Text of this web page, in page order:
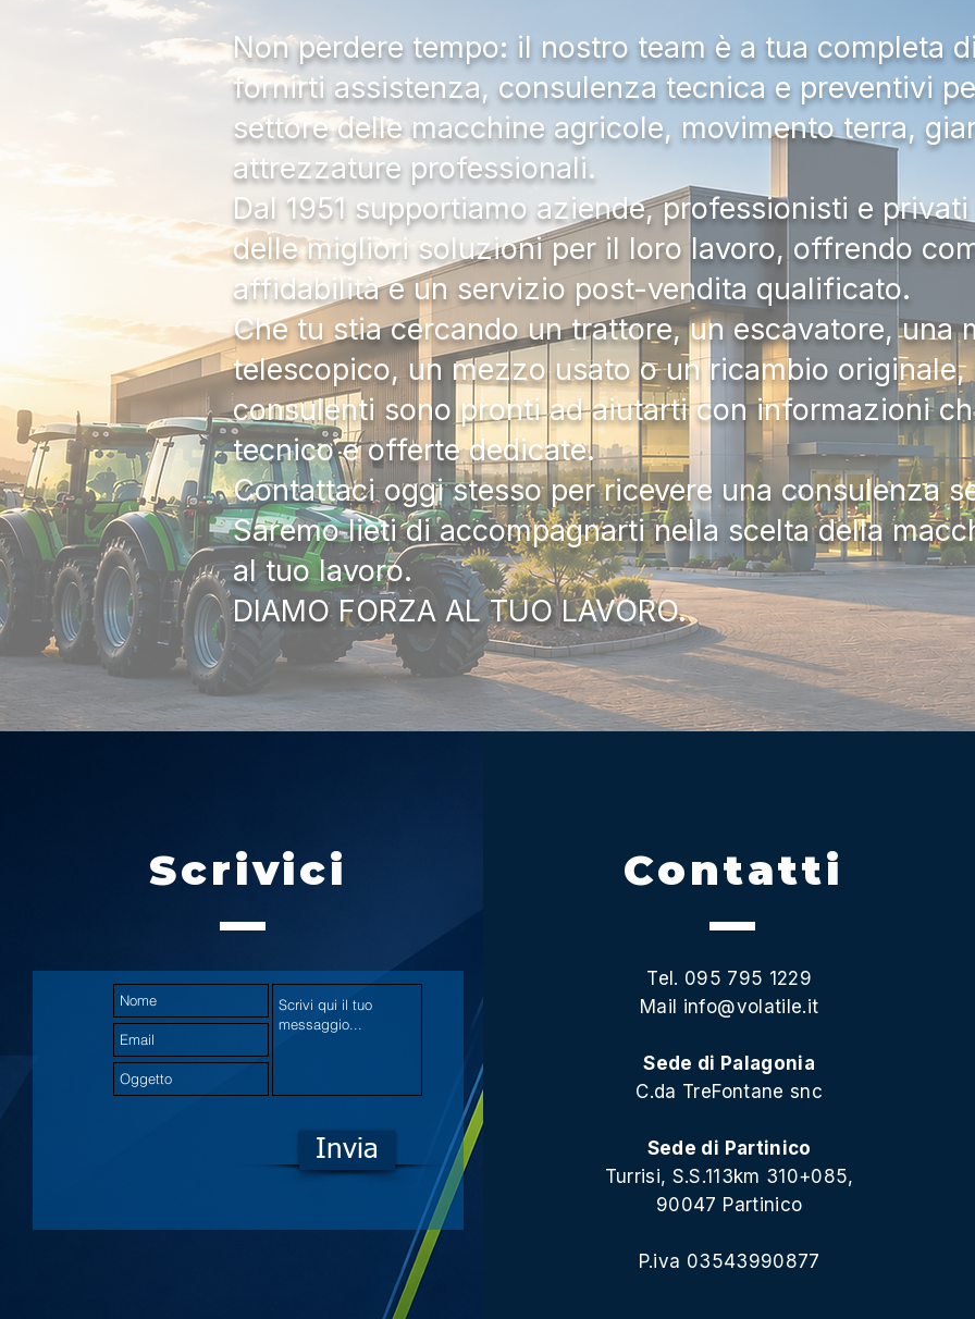
Non perdere tempo: il nostro team è a tua completa
fornirti assistenza, consulenza tecnica e preventivi
settore delle macchine agricole, movimento terra,
attrezzature professionali.
Dal 1951 supportiamo aziende, professionisti e
delle migliori soluzioni per il loro lavoro, offrendo
affidabilità e un servizio post-vendita qualificato.
Che tu stia cercando un trattore, un escavatore, una
telescopico, un mezzo usato o un ricambio
consulenti sono pronti ad aiutarti con informazioni
tecnico e offerte dedicate.
Contattaci oggi stesso per ricevere una consulenza
Saremo lieti di accompagnarti nella scelta della
al tuo lavoro.
DIAMO FORZA AL TUO LAVORO.
Scrivici
Invia
Contatti
Tel. 095 795 1229
Mail info@volatile.it
Sede di Palagonia
C.da TreFontane snc
Sede di Partinico
Turrisi, S.S.113km 310+085,
90047 Partinico
P.iva 03543990877